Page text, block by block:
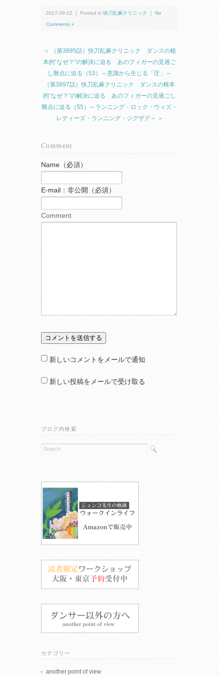
2017-09-22 ｜ Posted in 快刀乱麻クリニック No
Comments »
＜ （第3895話）快刀乱麻クリニック ダンスの根
本的“なぜ？”の解決に迫る あのフィガーの見過ご
し難点に迫る（53）～意識から生じる「圧」～
（第3897話）快刀乱麻クリニック ダンスの根本
的“なぜ？”の解決に迫る あのフィガーの見過ごし
難点に迫る（55）～ランニング・ロック・ウィズ・
レディーズ・ランニング・ジグザグ～ ＞
Comment
Name（必須）
E-mail：非公開（必須）
Comment
新しいコメントをメールで通知
新しい投稿をメールで受け取る
ブログ内検索
カテゴリー
another point of view